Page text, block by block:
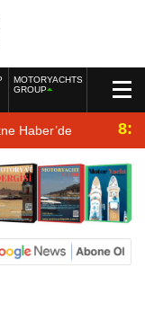
MOTORYACHTS
GROUP
Haber’de